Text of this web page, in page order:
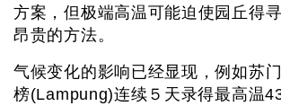
方案，但极端高温可能迫使园丘得
昂贵的方法。
气候变化的影响已经显现，例如苏
榜(Lampung)连续５天录得最高温